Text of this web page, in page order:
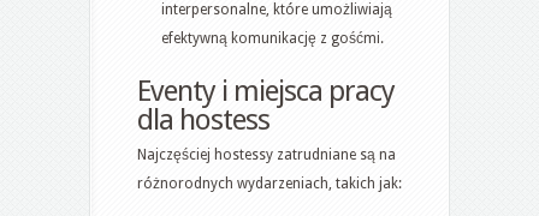
interpersonalne, które umożliwiają
efektywną komunikację z gośćmi.
Eventy i miejsca pracy
dla hostess
Najczęściej hostessy zatrudniane są na
różnorodnych wydarzeniach, takich jak: